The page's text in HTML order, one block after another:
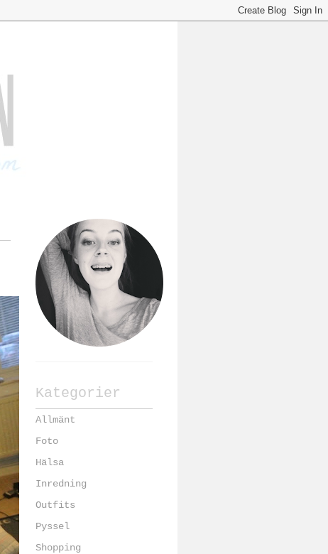
Kategorier
Allmänt
Foto
Hälsa
Inredning
Outfits
Pyssel
Shopping